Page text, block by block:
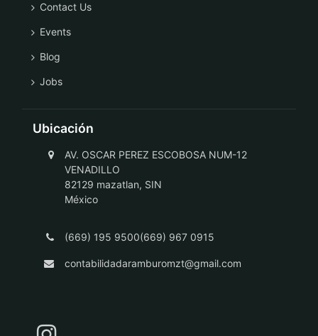
Contact Us
Events
Blog
Jobs
Ubicación
AV. OSCAR PEREZ ESCOBOSA NUM-12
VENADILLO
82129 mazatlan, SIN
México
(669) 195 9500(669) 967 0915
contabilidadaramburomzt@gmail.com